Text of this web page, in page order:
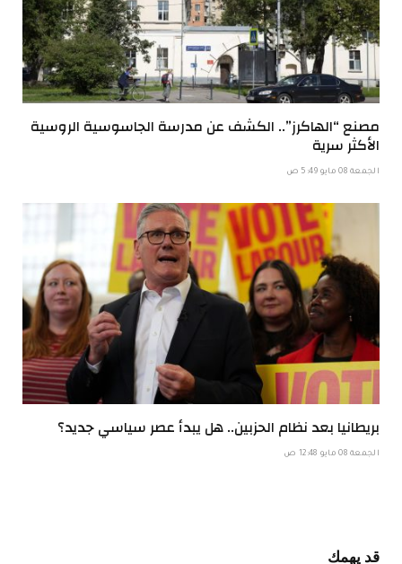
مصنع “الهاكرز”.. الكشف عن مدرسة الجاسوسية الروسية
الأكثر سرية
الجمعة 08 مايو 5:49 ص
بريطانيا بعد نظام الحزبين.. هل يبدأ عصر سياسي جديد؟
الجمعة 08 مايو 12:48 ص
قد يهمك